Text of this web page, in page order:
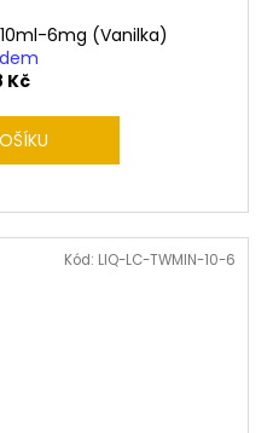
10ml-6mg (Vanilka)
Kč
Kód: LIQ-LC-TWMIN-10-6